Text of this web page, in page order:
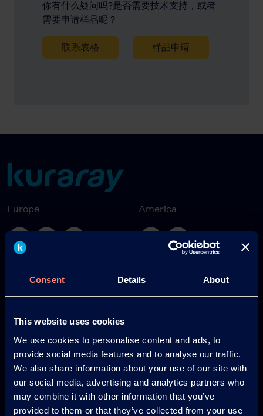
Consent Details About
This website uses cookies
We use cookies to personalise content and ads, to
provide social media features and to analyse our traffic.
We also share information about your use of our site with
our social media, advertising and analytics partners who
may combine it with other information that you’ve
provided to them or that they’ve collected from your use
你有什么疑问吗?是否需要技术支持，或者
需要申请样品呢？
联系表格 样品申请
Europe America
Japan South America
© KURARAY CO., LTD. ALL RIGHTS RESERVED.
关于可乐丽
关于可乐丽